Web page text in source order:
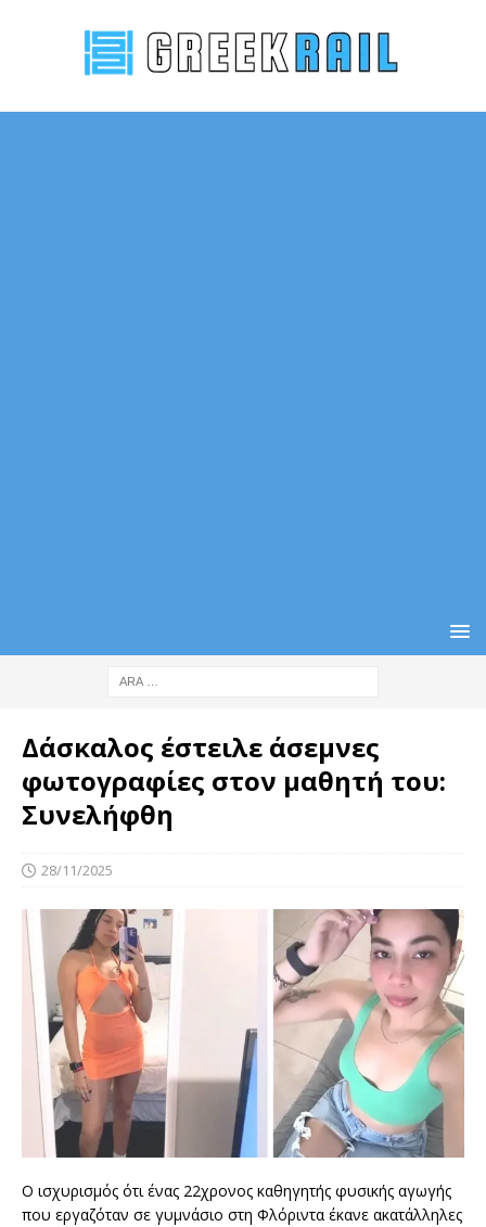
Δάσκαλος έστειλε άσεμνες
φωτογραφίες στον μαθητή του:
Συνελήφθη
28/11/2025
Ο ισχυρισμός ότι ένας 22χρονος καθηγητής φυσικής αγωγής
που εργαζόταν σε γυμνάσιο στη Φλόριντα έκανε ακατάλληλες